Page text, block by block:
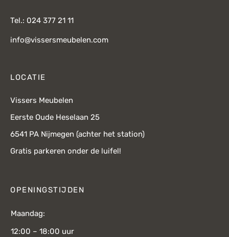
Tel.: 024 377 21 11
info@vissersmeubelen.com
LOCATIE
Vissers Meubelen
Eerste Oude Heselaan 25
6541 PA Nijmegen (achter het station)
Gratis parkeren onder de luifel!
OPENINGSTIJDEN
Maandag:
12:00 – 18:00 uur